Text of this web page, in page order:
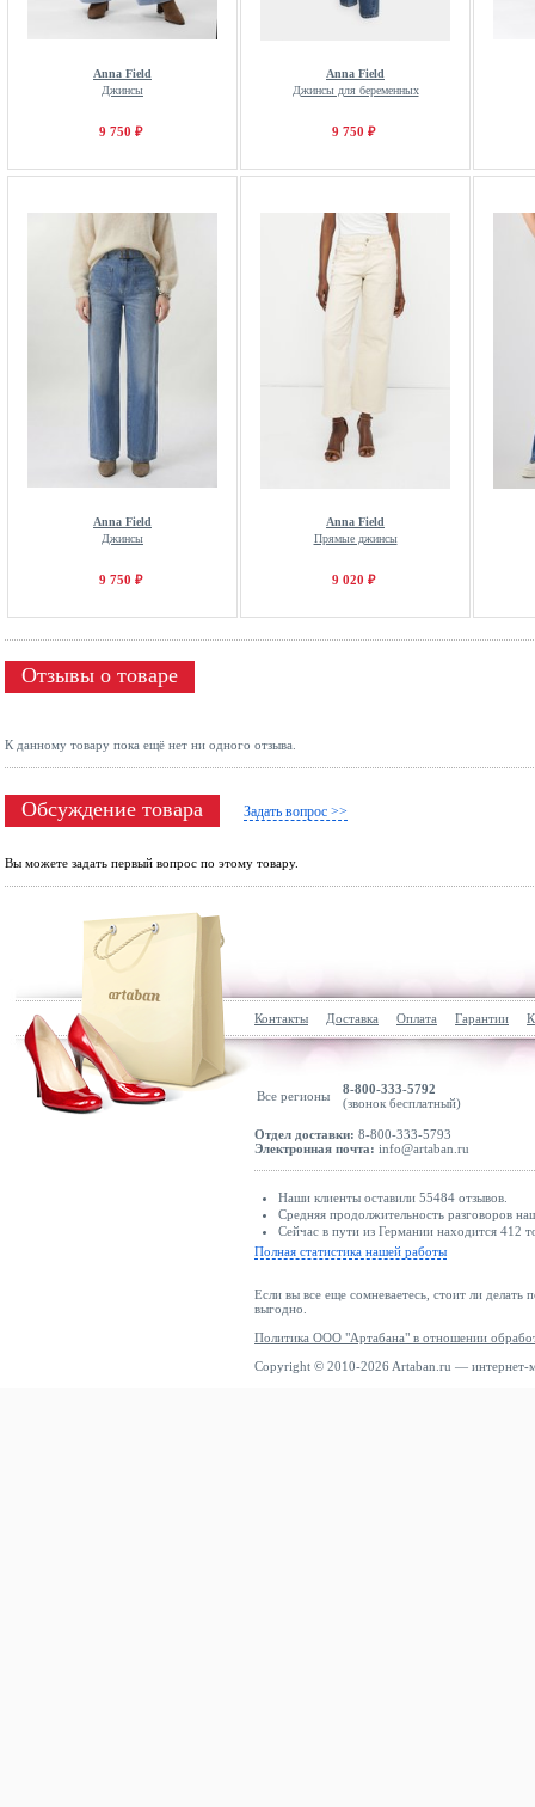
Anna Field
Джинсы
9 750 ₽
Anna Field
Джинсы для беременных
9 750 ₽
Anna Field
Джинсы
9 750 ₽
Anna Field
Прямые джинсы
9 020 ₽
Отзывы о товаре
К данному товару пока ещё нет ни одного отзыва.
Обсуждение товара Задать вопрос >>
Вы можете задать первый вопрос по этому товару.
Контакты Доставка Оплата Гарантии
Все регионы
8-800-333-5792
(звонок бесплатный)
Отдел доставки: 8-800-333-5793
Электронная почта: info@artaban.ru
Наши клиенты оставили 55484 отзывов.
Средняя продолжительность разговоров
Сейчас в пути из Германии находится 412
Полная статистика нашей работы
Если вы все еще сомневаетесь, стоит ли делать
выгодно.
Политика ООО "Артабана" в отношении
Copyright © 2010-2026 Artaban.ru — интернет-